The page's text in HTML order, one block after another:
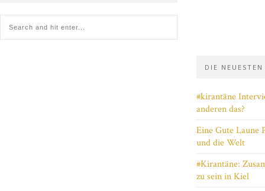
DIE
#kirantäne
anderen das?
Eine Gute
und die Welt
#Kirantäne:
zu sein in Kiel